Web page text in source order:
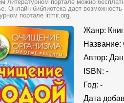
литературном портале можно
Онлайн библиотека дает
портале litmir.org.
Жанр:
Название:
Автор:
ISBN: -
Год: -
Дата